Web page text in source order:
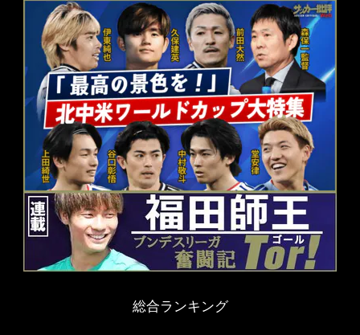
総合ランキング